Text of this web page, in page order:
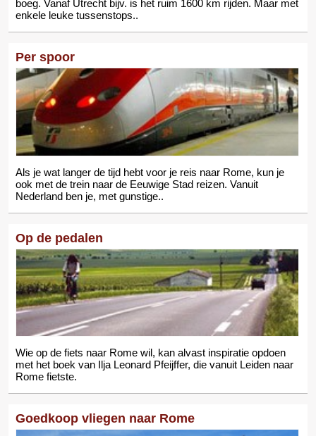
boeg. Vanaf Utrecht bijv. is het ruim 1600 km rijden. Maar met
enkele leuke tussenstops..
Per spoor
Als je wat langer de tijd hebt voor je reis naar Rome, kun je
ook met de trein naar de Eeuwige Stad reizen. Vanuit
Nederland ben je, met gunstige..
Op de pedalen
Wie op de fiets naar Rome wil, kan alvast inspiratie opdoen
met het boek van Ilja Leonard Pfeijffer, die vanuit Leiden naar
Rome fietste.
Goedkoop vliegen naar Rome